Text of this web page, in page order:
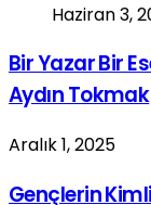
Haziran 3,
Bir Yazar Bir
Aydın Tokmak
Aralık 1, 2025
Gençlerin